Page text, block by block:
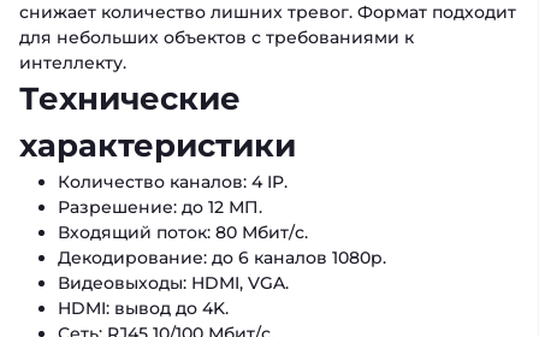
снижает количество лишних тревог. Формат подходит
для небольших объектов с требованиями к
интеллекту.
Технические
характеристики
Количество каналов: 4 IP.
Разрешение: до 12 МП.
Входящий поток: 80 Мбит/с.
Декодирование: до 6 каналов 1080p.
Видеовыходы: HDMI, VGA.
HDMI: вывод до 4K.